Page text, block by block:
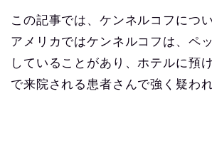
この記事では、ケンネルコフにつ
アメリカではケンネルコフは、ペ
していることがあり、ホテルに預
で来院される患者さんで強く疑われ